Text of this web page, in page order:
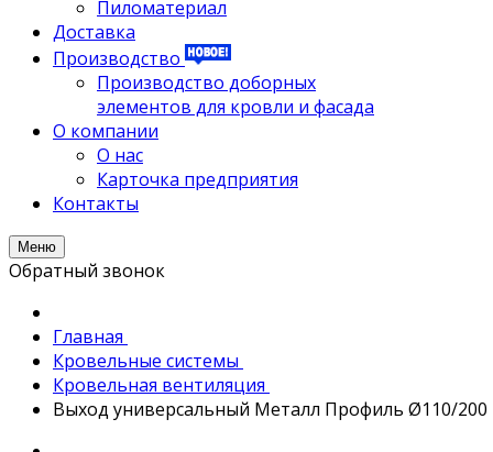
Пиломатериал
Доставка
Производство
Производство доборных
элементов для кровли и фасада
О компании
О нас
Карточка предприятия
Контакты
Меню
Обратный звонок
Главная
Кровельные системы
Кровельная вентиляция
Выход универсальный Металл Профиль Ø110/200